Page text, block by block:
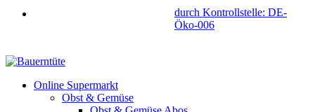
durch Kontrollstelle: DE-
Öko-006
Online Supermarkt
Obst & Gemüse